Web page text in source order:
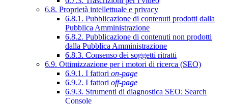
6.8. Proprietà intellettuale e privacy
6.8.1. Pubblicazione di contenuti prodotti dalla
Pubblica Amministrazione
6.8.2. Pubblicazione di contenuti non prodotti
dalla Pubblica Amministrazione
6.8.3. Consenso dei soggetti ritratti
6.9. Ottimizzazione per i motori di ricerca (SEO)
6.9.1. I fattori on-page
6.9.2. I fattori off-page
6.9.3. Strumenti di diagnostica SEO: Search
Console